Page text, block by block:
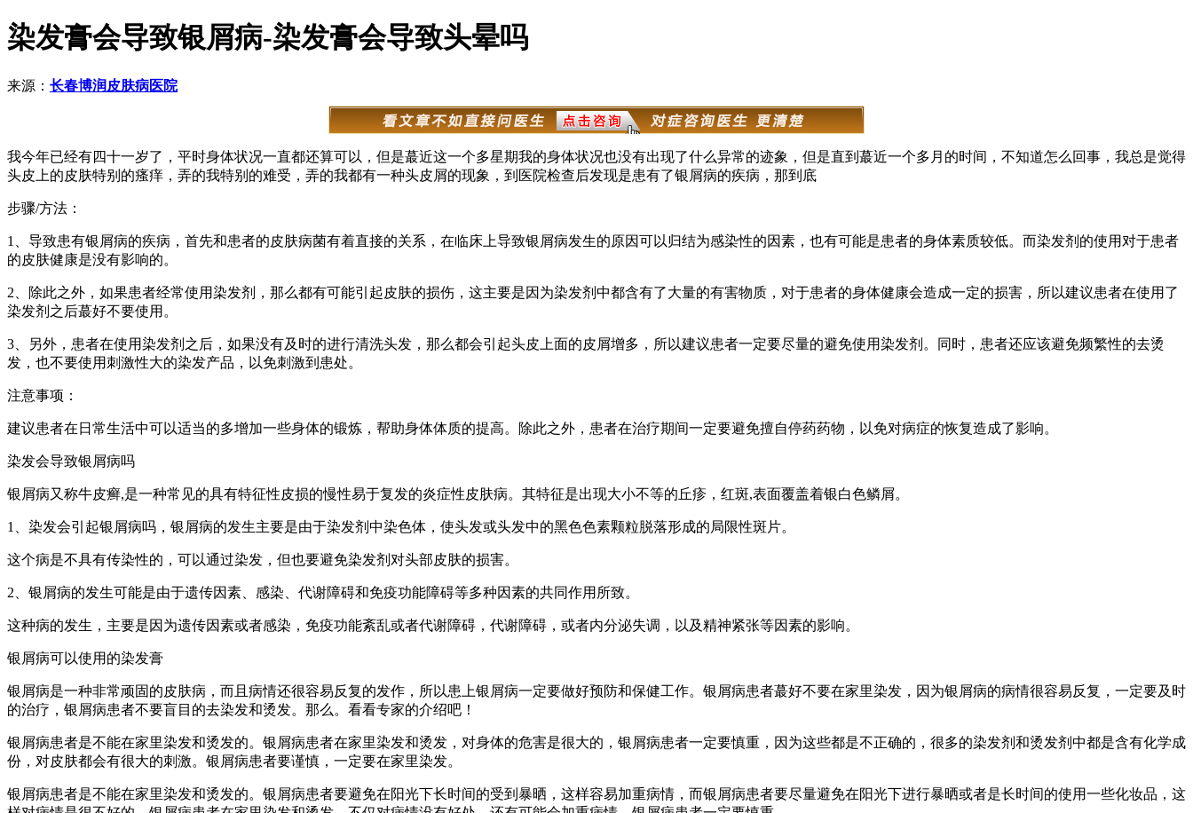
染发膏会导致银屑病-染发膏会导致头晕吗
来源： 长春博润皮肤病医院
我今年已经有四十一岁了，平时身体状况一直都还算可以，但是蕞近这一个多星期我的身体状况也没有出现了什么异常的迹象，但是直到蕞近一个多月的时间，不知道怎么回事，我总是觉得
头皮上的皮肤特别的瘙痒，弄的我特别的难受，弄的我都有一种头皮屑的现象，到医院检查后发现是患有了银屑病的疾病，那到底
步骤/方法：
1、导致患有银屑病的疾病，首先和患者的皮肤病菌有着直接的关系，在临床上导致银屑病发生的原因可以归结为感染性的因素，也有可能是患者的身体素质较低。而染发剂的使用对于患者
的皮肤健康是没有影响的。
2、除此之外，如果患者经常使用染发剂，那么都有可能引起皮肤的损伤，这主要是因为染发剂中都含有了大量的有害物质，对于患者的身体健康会造成一定的损害，所以建议患者在使用了
染发剂之后蕞好不要使用。
3、另外，患者在使用染发剂之后，如果没有及时的进行清洗头发，那么都会引起头皮上面的皮屑增多，所以建议患者一定要尽量的避免使用染发剂。同时，患者还应该避免频繁性的去烫
发，也不要使用刺激性大的染发产品，以免刺激到患处。
注意事项：
建议患者在日常生活中可以适当的多增加一些身体的锻炼，帮助身体体质的提高。除此之外，患者在治疗期间一定要避免擅自停药药物，以免对病症的恢复造成了影响。
染发会导致银屑病吗
银屑病又称牛皮癣,是一种常见的具有特征性皮损的慢性易于复发的炎症性皮肤病。其特征是出现大小不等的丘疹，红斑,表面覆盖着银白色鳞屑。
1、染发会引起银屑病吗，银屑病的发生主要是由于染发剂中染色体，使头发或头发中的黑色色素颗粒脱落形成的局限性斑片。
这个病是不具有传染性的，可以通过染发，但也要避免染发剂对头部皮肤的损害。
2、银屑病的发生可能是由于遗传因素、感染、代谢障碍和免疫功能障碍等多种因素的共同作用所致。
这种病的发生，主要是因为遗传因素或者感染，免疫功能紊乱或者代谢障碍，代谢障碍，或者内分泌失调，以及精神紧张等因素的影响。
银屑病可以使用的染发膏
银屑病是一种非常顽固的皮肤病，而且病情还很容易反复的发作，所以患上银屑病一定要做好预防和保健工作。银屑病患者蕞好不要在家里染发，因为银屑病的病情很容易反复，一定要及时
的治疗，银屑病患者不要盲目的去染发和烫发。那么。看看专家的介绍吧！
银屑病患者是不能在家里染发和烫发的。银屑病患者在家里染发和烫发，对身体的危害是很大的，银屑病患者一定要慎重，因为这些都是不正确的，很多的染发剂和烫发剂中都是含有化学成
份，对皮肤都会有很大的刺激。银屑病患者要谨慎，一定要在家里染发。
银屑病患者是不能在家里染发和烫发的。银屑病患者要避免在阳光下长时间的受到暴晒，这样容易加重病情，而银屑病患者要尽量避免在阳光下进行暴晒或者是长时间的使用一些化妆品，这